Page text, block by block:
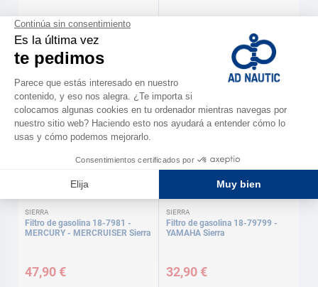
SIERRA
Filtro de aceite 18-7915-1 -
SUZUKI Sierra
18,80 € 23,90 €
SIERRA
Filtro de gasolina 18-7981 -
MERCURY - MERCRUISER Sierra
47,90 €
SIERRA
Filtro de gasolina 18-79799 -
YAMAHA Sierra
32,90 €